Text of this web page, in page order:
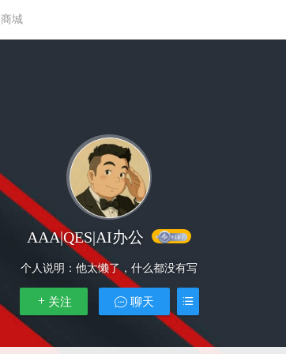
商城
AAA|QES|AI办公
个人说明： 他太懒了，什么都没有写
关注 聊天